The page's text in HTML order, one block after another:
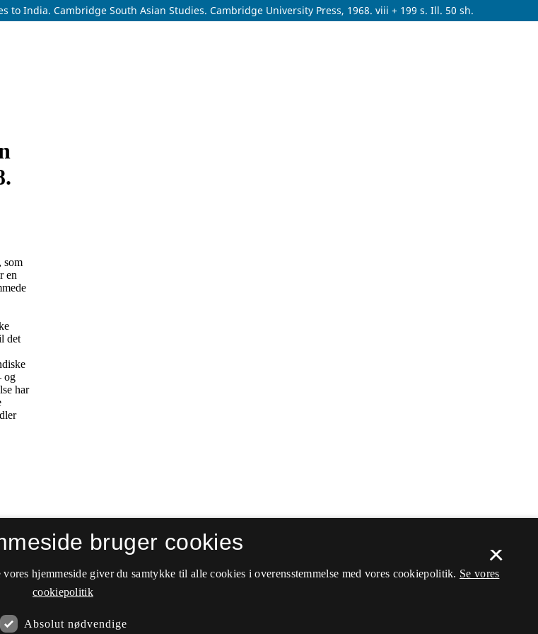
India. Cambridge South Asian Studies. Cambridge University Press, 1968. viii + 199 s. Ill. 50 sh.
×
bruger cookies
hjemmeside giver du samtykke til alle cookies i overensstemmelse med vores cookiepolitik. Se vores
cookiepolitik
Absolut nødvendige